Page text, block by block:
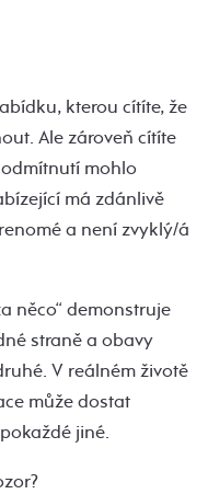
kterou cítíte, že
Ale zároveň cítíte
mohlo
má zdánlivě
a není zvyklý/á
něco“ demonstruje
straně a obavy
V reálném životě
může dostat
jiné.